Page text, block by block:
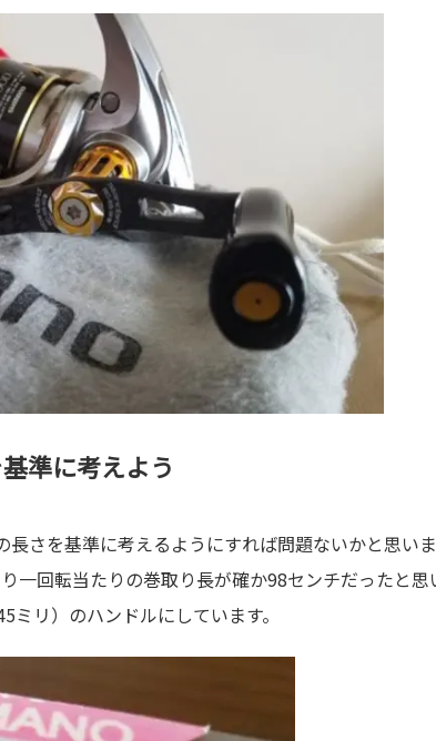
準に考えよう
さを基準に考えるようにすれば問題ないかと思いま
一回転当たりの巻取り長が確か98センチだったと思
リ）のハンドルにしています。